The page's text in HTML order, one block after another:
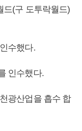
드(구 도투락월드)
수했다.
인수했다.
광산업을 흡수 합